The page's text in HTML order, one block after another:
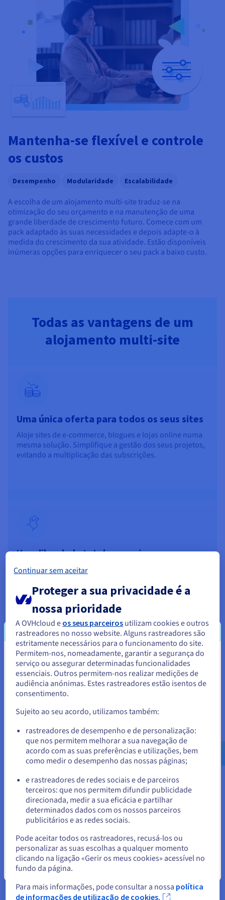
Mantenha-se flexível e controle
os custos
Desempenho Modularidade Escalabilidade
A escolha de um alojamento multi-site traduz-se na
otimização do seu orçamento e na manutenção de uma
grande liberdade de crescimento futuro. Comece com um
pack adaptado às suas necessidades e depois adapte-o à
medida do crescimento da sua atividade. Estão disponíveis
inúmeras opções para enriquecer o seu pack a baixo custo.
Todas as vantagens de um
alojamento multi-site
Uma única oferta para todos os seus sites
Aloje sites de e-commerce, blogues e lojas online numa
mesma solução. Simplifique a gestão dos seus projetos,
evitando a multiplicação das subscrições.
Uma liberdade total para criar e
experimentar
Lance novos sites ou páginas em alguns cliques para
testar as suas ideias, campanhas ou eventos, sem
constrangimentos técnicos nem custos adicionais.
Um alojamento que evolui com as suas
Faça crescer os seus projetos sem mudar de
infraestrutura. Adicione recursos, domínios ou bases de
dados em função do seu crescimento.
Ver todos os nossos alojamentos web
Parece que está localizado em
Estados Unidos.
Para encomendar a partir de Estados Unidos, terá de consultar e
Aceder ao website do Estados Unidos
us.ovhcloud.com/
Inglês USD - $
ou
Ficar no website atual
Selecionar outro website
Continuar sem aceitar
Proteger a sua privacidade é a
nossa prioridade
A OVHcloud e os seus parceiros utilizam cookies e outros
rastreadores no nosso website. Alguns rastreadores são
estritamente necessários para o funcionamento do site.
Permitem-nos, nomeadamente, garantir a segurança do
serviço ou assegurar determinadas funcionalidades
essenciais. Outros permitem-nos realizar medições de
audiência anónimas. Estes rastreadores estão isentos de
consentimento.
Sujeito ao seu acordo, utilizamos também:
rastreadores de desempenho e de personalização:
que nos permitem melhorar a sua navegação de
acordo com as suas preferências e utilizações, bem
como medir o desempenho das nossas páginas;
e rastreadores de redes sociais e de parceiros
terceiros: que nos permitem difundir publicidade
direcionada, medir a sua eficácia e partilhar
determinados dados com os nossos parceiros
publicitários e as redes sociais.
Pode aceitar todos os rastreadores, recusá-los ou
personalizar as suas escolhas a qualquer momento
clicando na ligação «Gerir os meus cookies» acessível no
fundo da página.
Para mais informações, pode consultar a nossa política
de informações de utilização de cookies.